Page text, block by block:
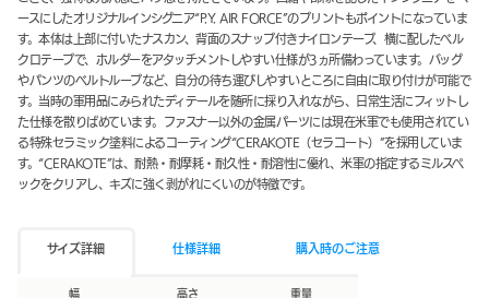
ースにしたオリジナルインシグニア“P.Y. AIR FORCE”のプリントもポイントになっていま
す。本体は上部に付いたナスカン、背面のスナップ付きナイロンテープ、横に配したベル
クロテープで、ホルダーをアタッチメントしやすい仕様が3ヵ所備わっています。バッグ
やパンツのベルトループなど、自分の待ち運びしやすいところに自由に取り付けが可能で
す。当時の軍用品にみられたディテールを随所に採り入れながら、日常生活にフィットし
た仕様を散りばめています。ファスナー以外の金属パーツには現在米軍でも使用されてい
る特殊セラミック塗料によるコーティング“CERAKOTE（セラコート）”を採用していま
す。“CERAKOTE”は、耐熱・耐摩耗・耐久性・耐溶性に優れ、米軍の指定するミルスペ
ックをクリアし、キズに強く剥がれにくいのが特徴です。
サイズ詳細 仕様詳細 購入時のご注意
幅 高さ 重量